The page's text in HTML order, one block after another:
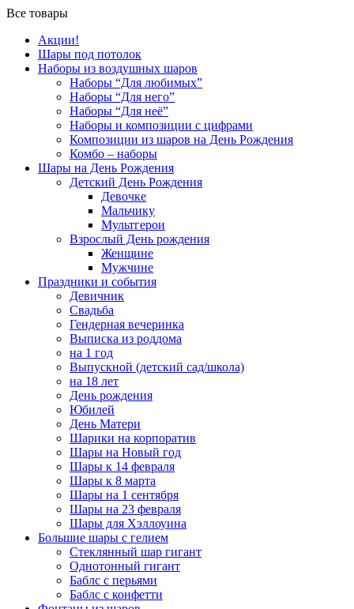
Все товары
Акции!
Шары под потолок
Наборы из воздушных шаров
Наборы “Для любимых”
Наборы “Для него”
Наборы “Для неё”
Наборы и композиции с цифрами
Композиции из шаров на День Рождения
Комбо – наборы
Шары на День Рождения
Детский День Рождения
Девочке
Мальчику
Мультгерои
Взрослый День рождения
Женщине
Мужчине
Праздники и события
Девичник
Свадьба
Гендерная вечеринка
Выписка из роддома
на 1 год
Выпускной (детский сад/школа)
на 18 лет
День рождения
Юбилей
День Матери
Шарики на корпоратив
Шары на Новый год
Шары к 14 февраля
Шары к 8 марта
Шары на 1 сентября
Шары на 23 февраля
Шары для Хэллоуина
Большие шары с гелием
Стеклянный шар гигант
Однотонный гигант
Баблс с перьями
Баблс с конфетти